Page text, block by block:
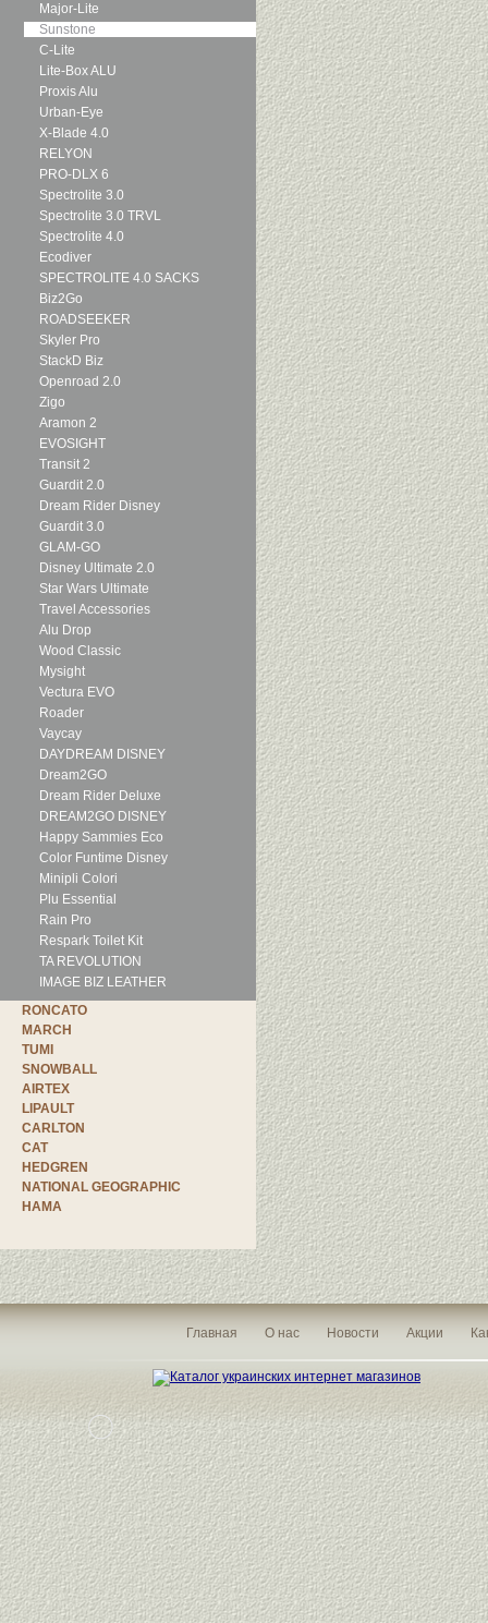
Major-Lite
Sunstone
C-Lite
Lite-Box ALU
Proxis Alu
Urban-Eye
X-Blade 4.0
RELYON
PRO-DLX 6
Spectrolite 3.0
Spectrolite 3.0 TRVL
Spectrolite 4.0
Ecodiver
SPECTROLITE 4.0 SACKS
Biz2Go
ROADSEEKER
Skyler Pro
StackD Biz
Openroad 2.0
Zigo
Aramon 2
EVOSIGHT
Transit 2
Guardit 2.0
Dream Rider Disney
Guardit 3.0
GLAM-GO
Disney Ultimate 2.0
Star Wars Ultimate
Travel Accessories
Alu Drop
Wood Classic
Mysight
Vectura EVO
Roader
Vaycay
DAYDREAM DISNEY
Dream2GO
Dream Rider Deluxe
DREAM2GO DISNEY
Happy Sammies Eco
Color Funtime Disney
Minipli Colori
Plu Essential
Rain Pro
Respark Toilet Kit
TA REVOLUTION
IMAGE BIZ LEATHER
RONCATO
MARCH
TUMI
SNOWBALL
AIRTEX
LIPAULT
CARLTON
CAT
HEDGREN
NATIONAL GEOGRAPHIC
HAMA
Главная О нас Новости Акции